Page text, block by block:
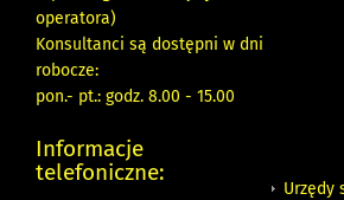
operatora)
Konsultanci są dostępni w dni
robocze:
pon.- pt.: godz. 8.00 - 15.00
Informacje
telefoniczne:
Urzędy